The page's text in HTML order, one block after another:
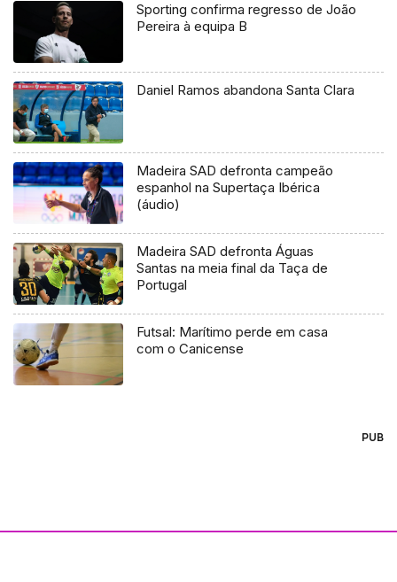
Sporting confirma regresso de João
Pereira à equipa B
Daniel Ramos abandona Santa Clara
Madeira SAD defronta campeão
espanhol na Supertaça Ibérica
(áudio)
Madeira SAD defronta Águas
Santas na meia final da Taça de
Portugal
Futsal: Marítimo perde em casa
com o Canicense
PUB